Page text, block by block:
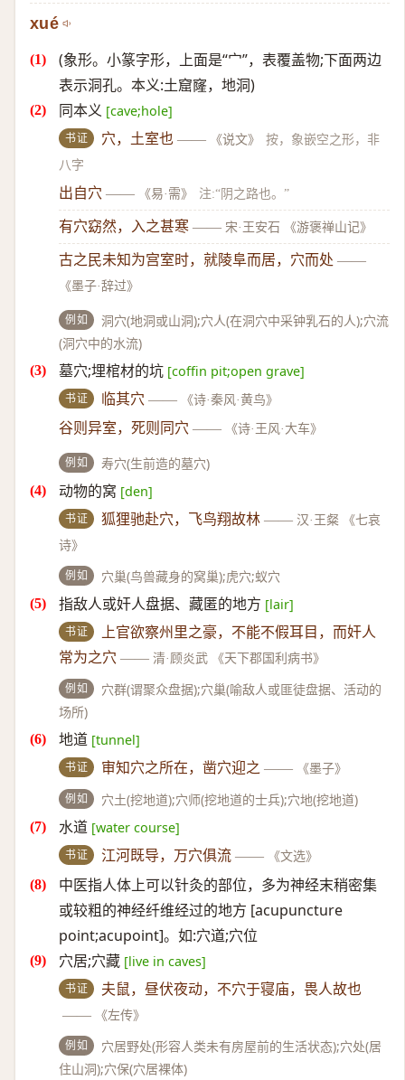
xué
(象形。小篆字形，上面是“宀”，表覆盖物;下面两边
表示洞孔。本义:土窟窿，地洞)
同本义 [cave;hole]
书证 穴，土室也 —— 《说文》
按，象嵌空之形，非
八字
出自穴 —— 《易·需》 注:“阴之路也。”
有穴窈然，入之甚寒 —— 宋·王安石 《游褒禅山记》
古之民未知为宫室时，就陵阜而居，穴而处 ——
《墨子·辞过》
例如
洞穴(地洞或山洞);穴人(在洞穴中采钟乳石的人);穴流
(洞穴中的水流)
墓穴;埋棺材的坑 [coffin pit;open grave]
书证 临其穴 —— 《诗·秦风·黄鸟》
谷则异室，死则同穴 —— 《诗·王风·大车》
例如 寿穴(生前造的墓穴)
动物的窝 [den]
书证 狐狸驰赴穴，飞鸟翔故林 —— 汉·王粲 《七哀
诗》
例如 穴巢(鸟兽藏身的窝巢);虎穴;蚁穴
指敌人或奸人盘据、藏匿的地方 [lair]
书证
上官欲察州里之豪，不能不假耳目，而奸人
常为之穴 —— 清·顾炎武 《天下郡国利病书》
例如
穴群(谓聚众盘据);穴巢(喻敌人或匪徒盘据、活动的
场所)
地道 [tunnel]
书证 审知穴之所在，凿穴迎之 —— 《墨子》
例如 穴土(挖地道);穴师(挖地道的士兵);穴地(挖地道)
水道 [water course]
书证 江河既导，万穴俱流 —— 《文选》
中医指人体上可以针灸的部位，多为神经末稍密集
或较粗的神经纤维经过的地方 [acupuncture
point;acupoint]。如:穴道;穴位
穴居;穴藏 [live in caves]
书证
夫鼠，昼伏夜动，不穴于寝庙，畏人故也
——
《左传》
例如
穴居野处(形容人类未有房屋前的生活状态);穴处(居
住山洞);穴保(穴居裸体)